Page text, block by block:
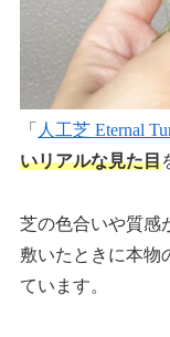
「 人工芝 Eternal
いリアルな見た目
芝の色合いや質感
敷いたときに本物
ています。